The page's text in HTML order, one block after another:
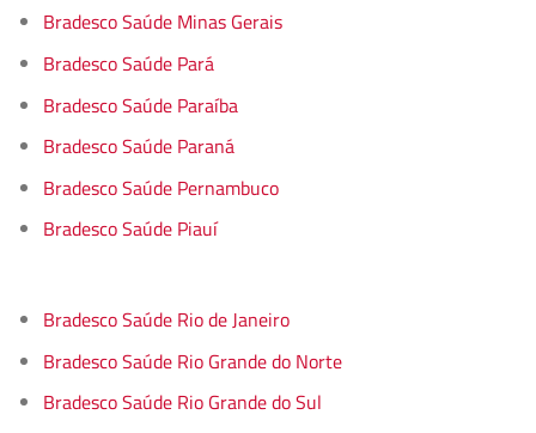
Bradesco Saúde Minas Gerais
Bradesco Saúde Pará
Bradesco Saúde Paraíba
Bradesco Saúde Paraná
Bradesco Saúde Pernambuco
Bradesco Saúde Piauí
Bradesco Saúde Rio de Janeiro
Bradesco Saúde Rio Grande do Norte
Bradesco Saúde Rio Grande do Sul